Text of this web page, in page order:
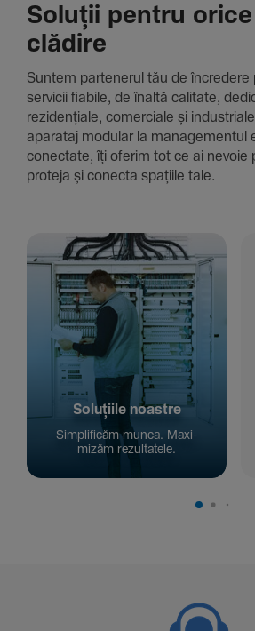
Soluții pentru
clădire
Suntem parte­nerul tău de încre­dere
servicii fiabile, de înaltă cali­tate,
rezi­den­țiale, comer­ciale și
aparataj modular la managementul
conec­tate, îți oferim tot ce ai nevoie
proteja și conecta spațiile tale.
Solu­țiile noastre
Simpli­ficăm munca. Maxi­
mizăm rezul­ta­tele.